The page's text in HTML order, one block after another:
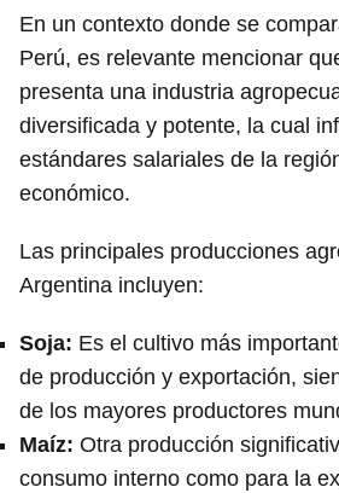
En un contexto donde se
Perú, es relevante mencionar
presenta una industria
diversificada y potente, la cual
estándares salariales de la
económico.
Las principales producciones
Argentina incluyen:
Soja: Es el cultivo más
de producción y exportación,
de los mayores productores
Maíz: Otra producción
consumo interno como para la